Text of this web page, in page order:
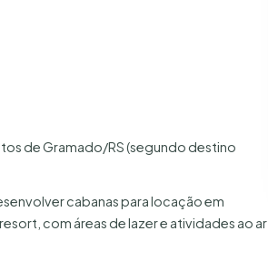
de Gramado/RS (segundo destino
cabanas para locação em
com áreas de lazer e atividades ao ar